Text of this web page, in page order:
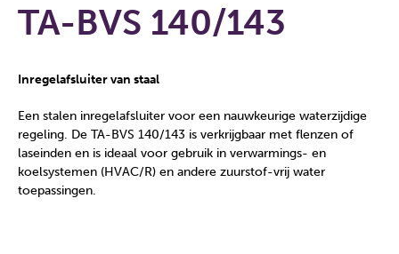
TA-BVS 140/143
Inregelafsluiter van staal
Een stalen inregelafsluiter voor een nauwkeurige waterzijdige
regeling. De TA-BVS 140/143 is verkrijgbaar met flenzen of
laseinden en is ideaal voor gebruik in verwarmings- en
koelsystemen (HVAC/R) en andere zuurstof-vrij water
toepassingen.